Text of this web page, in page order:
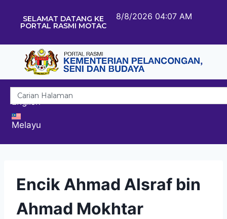
SELAMAT DATANG KE
PORTAL RASMI MOTAC
8/8/2026 04:07 AM
English
Melayu
Encik Ahmad Alsraf bin
Ahmad Mokhtar